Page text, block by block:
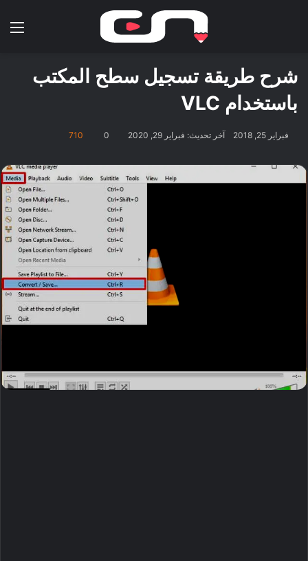
شرح طريقة تسجيل سطح المكتب
باستخدام VLC
فبراير 25, 2018 آخر تحديث: فبراير 29, 2020 0
710